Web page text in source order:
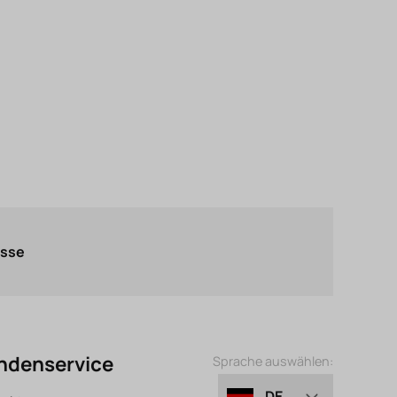
Sprache auswählen: